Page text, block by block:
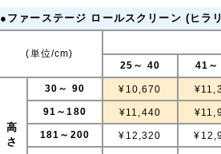
●ファーステージ ロールスクリーン (ヒラ
(単位/cm)
25～ 40 41～
高
さ
30～ 90 ¥10,670
91～180 ¥11,440
181～200 ¥12,320